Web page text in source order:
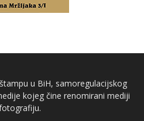
u BiH, samoregulacijskog
kojeg čine renomirani mediji